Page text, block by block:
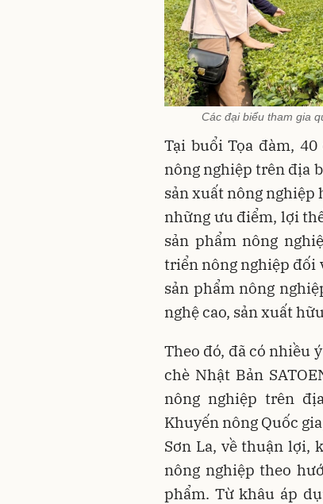
Các đại biểu tham gia
Tại buổi Tọa đàm,
nông nghiệp trên địa
sản xuất nông nghiệp
những ưu điểm, lợi
sản phẩm nông
triển nông nghiệp đối
sản phẩm nông
nghệ cao, sản xuất
Theo đó, đã có nhiều
chè Nhật Bản
nông nghiệp trên
Khuyến nông Quốc
Sơn La, về thuận lợi,
nông nghiệp theo
phẩm. Từ khâu áp